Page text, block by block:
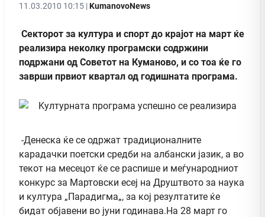
11.03.2010 10:15 |KumanovoNews
Секторот за култура и спорт до крајот на март ќе
реализира неколку програмски содржини
подржани од Советот на Куманово, и со тоа ќе го
заврши првиот квартал од годишната програма.
-Денеска ќе се одржат традиционалните
карадачки поетски средби на албански јазик, а во
текот на месецот ќе се распише и меѓународниот
конкурс за Мартовски есеј на Друштвото за наука
и култура „Парадигма„, за кој резултатите ќе
бидат објавени во јуни годинава.На 28 март го